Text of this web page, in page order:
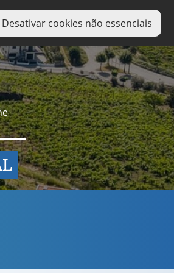
Desativar cookies não essenciais